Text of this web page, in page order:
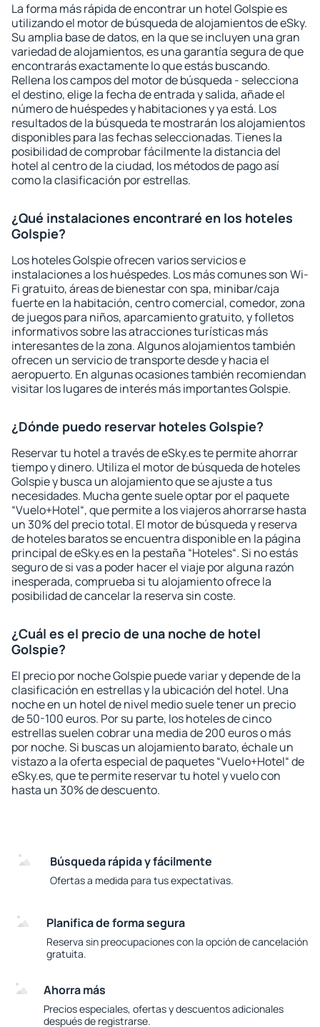
La forma más rápida de encontrar un hotel Golspie es
utilizando el motor de búsqueda de alojamientos de eSky.
Su amplia base de datos, en la que se incluyen una gran
variedad de alojamientos, es una garantía segura de que
encontrarás exactamente lo que estás buscando.
Rellena los campos del motor de búsqueda - selecciona
el destino, elige la fecha de entrada y salida, añade el
número de huéspedes y habitaciones y ya está. Los
resultados de la búsqueda te mostrarán los alojamientos
disponibles para las fechas seleccionadas. Tienes la
posibilidad de comprobar fácilmente la distancia del
hotel al centro de la ciudad, los métodos de pago así
como la clasificación por estrellas.
¿Qué instalaciones encontraré en los hoteles
Golspie?
Los hoteles Golspie ofrecen varios servicios e
instalaciones a los huéspedes. Los más comunes son Wi-
Fi gratuito, áreas de bienestar con spa, minibar/caja
fuerte en la habitación, centro comercial, comedor, zona
de juegos para niños, aparcamiento gratuito, y folletos
informativos sobre las atracciones turísticas más
interesantes de la zona. Algunos alojamientos también
ofrecen un servicio de transporte desde y hacia el
aeropuerto. En algunas ocasiones también recomiendan
visitar los lugares de interés más importantes Golspie.
¿Dónde puedo reservar hoteles Golspie?
Reservar tu hotel a través de eSky.es te permite ahorrar
tiempo y dinero. Utiliza el motor de búsqueda de hoteles
Golspie y busca un alojamiento que se ajuste a tus
necesidades. Mucha gente suele optar por el paquete
“Vuelo+Hotel“, que permite a los viajeros ahorrarse hasta
un 30% del precio total. El motor de búsqueda y reserva
de hoteles baratos se encuentra disponible en la página
principal de eSky.es en la pestaña “Hoteles“. Si no estás
seguro de si vas a poder hacer el viaje por alguna razón
inesperada, comprueba si tu alojamiento ofrece la
posibilidad de cancelar la reserva sin coste.
¿Cuál es el precio de una noche de hotel
Golspie?
El precio por noche Golspie puede variar y depende de la
clasificación en estrellas y la ubicación del hotel. Una
noche en un hotel de nivel medio suele tener un precio
de 50-100 euros. Por su parte, los hoteles de cinco
estrellas suelen cobrar una media de 200 euros o más
por noche. Si buscas un alojamiento barato, échale un
vistazo a la oferta especial de paquetes “Vuelo+Hotel“ de
eSky.es, que te permite reservar tu hotel y vuelo con
hasta un 30% de descuento.
Búsqueda rápida y fácilmente
Ofertas a medida para tus expectativas.
Planifica de forma segura
Reserva sin preocupaciones con la opción de cancelación
gratuita.
Ahorra más
Precios especiales, ofertas y descuentos adicionales
después de registrarse.